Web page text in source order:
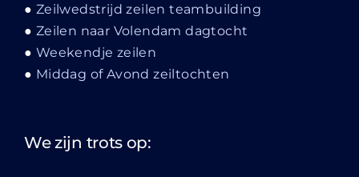
Zeilwedstrijd zeilen teambuilding
Zeilen naar Volendam dagtocht
Weekendje zeilen
Middag of Avond zeiltochten
We zijn trots op: